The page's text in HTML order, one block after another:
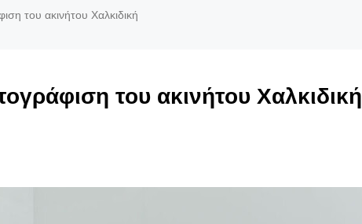
του ακινήτου Χαλκιδική
του ακινήτου Χαλκιδική